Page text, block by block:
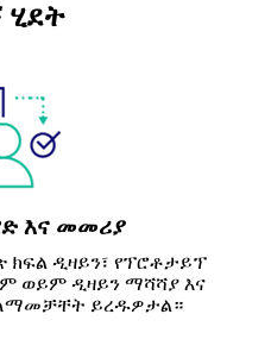
ሂደት
እና መመሪያ
ዲዛይን፣ የፕሮቶታይፕ
ወይም ዲዛይን ማሻሻያ እና
ይረዱዎታል።